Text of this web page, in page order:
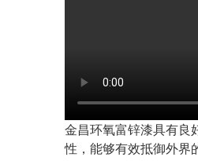
金昌环氧富锌漆具有良
性，能够有效抵御外界